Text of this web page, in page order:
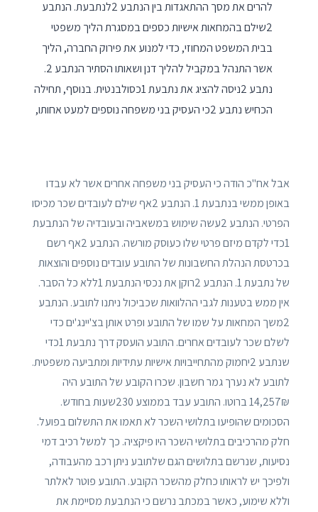
להרים את מסך ההתאגדות בין הנתבע 2לנתבעת. הנתבע
2שילם בהמחאות אישיות כספים במסגרת הליך משפטי
בבית המשפט המחוזי, כדי למנוע את פירוק החברה, הליך
אשר התנהל במקביל להליך דנן ושאותו הסתיר הנתבע 2.
נתבע 2ניסה להציג את נתבעת 1כסולבנטית. בנוסף, תחילה
הכחיש נתבע 2כי העסיק בני משפחה נוספים למעט אחותו,
אבל אח"כ הודה כי העסיק בני משפחה אחרים אשר לא עבדו
באופן ממשי בנתבעת 1. הנתבע 2אף שילם לעובדים שכר מכיסו
הפרטי. הנתבע 2עשה שימוש במשאביה ובעובדיה של הנתבעת
1כדי לקדם מיזם פרטי שלו כעוסק מורשה. הנתבע 2אף רשם
בכרטסת הנהלת החשבונות של התובע עובדים נוספים והוצאות
של נתבעת 1. הנתבע 2רוקן את נכסי הנתבעת 1ללא כל הסבר.
אין ממש בטענות לגבי ההלוואות שכביכול ניתנו לתובע. הנתבע
2משך המחאות על שמו של התובע ופרט אותן בצ'יינג'ים כדי
לשלם שכר לעובדים אחרים. התובע הועסק דרך נתבעת 1כדי
שנתבע 2יחמוק מהתחייבויות אישיות עתידיות ומתביעה משפטית.
לתובע לא נערך גמר חשבון. שכרו הקובע של התובע היה
14,257₪ ברוטו. התובע עבד בממוצע 230שעות בחודש.
הסכומים שהופיעו בתלושי השכר לא תאמו את התשלום בפועל.
חלק מהרכיבים בתלושי השכר היו פיקציה. כך למשל רכיב דמי
נסיעות, שנרשם בתלושים הגם שלתובע ניתן רכב מהעבודה,
ולפיכך יש לראותו כחלק מהשכר הקובע. התובע פוטר לאלתר
וללא שימוע, כאשר במכתב נרשם כי הנתבעת מסיימת את